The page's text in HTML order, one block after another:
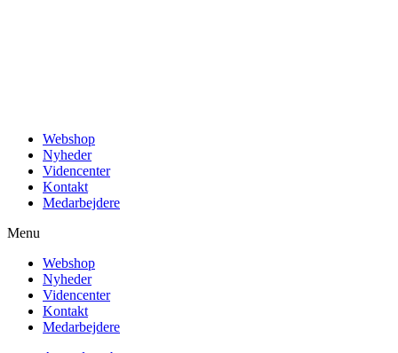
Webshop
Nyheder
Videncenter
Kontakt
Medarbejdere
Menu
Webshop
Nyheder
Videncenter
Kontakt
Medarbejdere